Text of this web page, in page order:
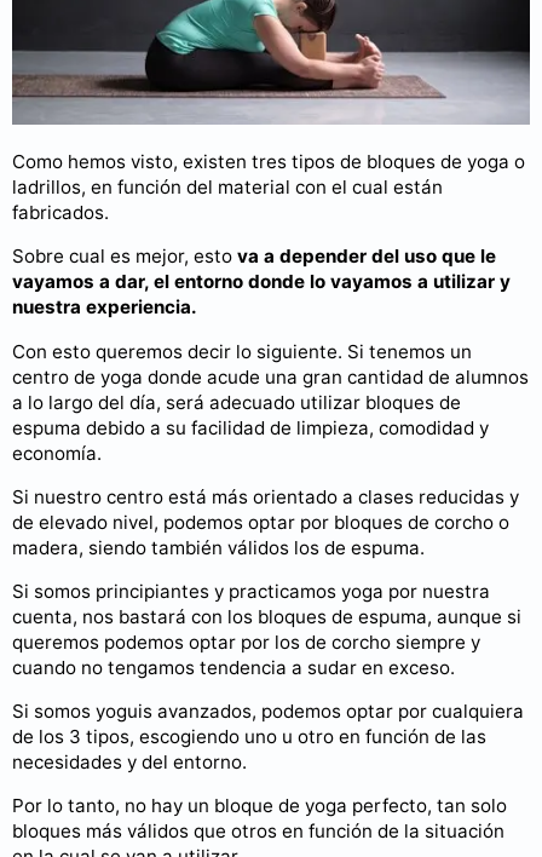
Como hemos visto, existen tres tipos de bloques de yoga o
ladrillos, en función del material con el cual están
fabricados.
Sobre cual es mejor, esto va a depender del uso que le
vayamos a dar, el entorno donde lo vayamos a utilizar y
nuestra experiencia.
Con esto queremos decir lo siguiente. Si tenemos un
centro de yoga donde acude una gran cantidad de alumnos
a lo largo del día, será adecuado utilizar bloques de
espuma debido a su facilidad de limpieza, comodidad y
economía.
Si nuestro centro está más orientado a clases reducidas y
de elevado nivel, podemos optar por bloques de corcho o
madera, siendo también válidos los de espuma.
Si somos principiantes y practicamos yoga por nuestra
cuenta, nos bastará con los bloques de espuma, aunque si
queremos podemos optar por los de corcho siempre y
cuando no tengamos tendencia a sudar en exceso.
Si somos yoguis avanzados, podemos optar por cualquiera
de los 3 tipos, escogiendo uno u otro en función de las
necesidades y del entorno.
Por lo tanto, no hay un bloque de yoga perfecto, tan solo
bloques más válidos que otros en función de la situación